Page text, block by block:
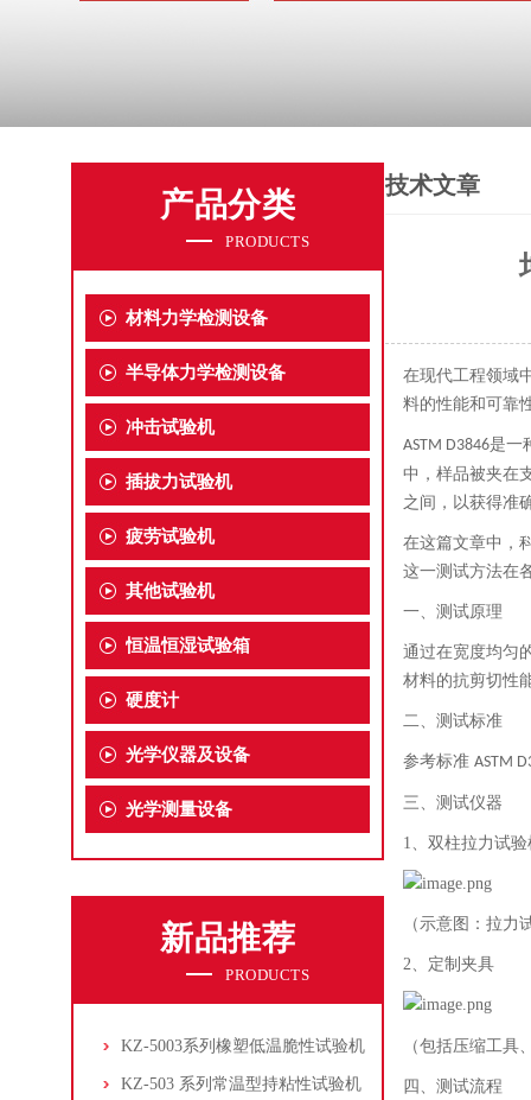
产品分类
PRODUCTS
材料力学检测设备
半导体力学检测设备
冲击试验机
插拔力试验机
疲劳试验机
其他试验机
恒温恒湿试验箱
硬度计
光学仪器及设备
光学测量设备
新品推荐
PRODUCTS
KZ-5003系列橡塑低温脆性试验机
KZ-503 系列常温型持粘性试验机
技术文章
在现代工程领域
料的性能和可靠
ASTM D3846是一
中，样品被夹在
之间，以获得准
在这篇文章中，
这一测试方法在
一、 测试原理
通过在宽度均匀
材料的抗剪切性
二、 测试标准
参考标准 ASTM
三、 测试仪器
1、 双柱拉力试验
（示意图：拉力
2、 定制夹具
（包括压缩工具
四、 测试流程